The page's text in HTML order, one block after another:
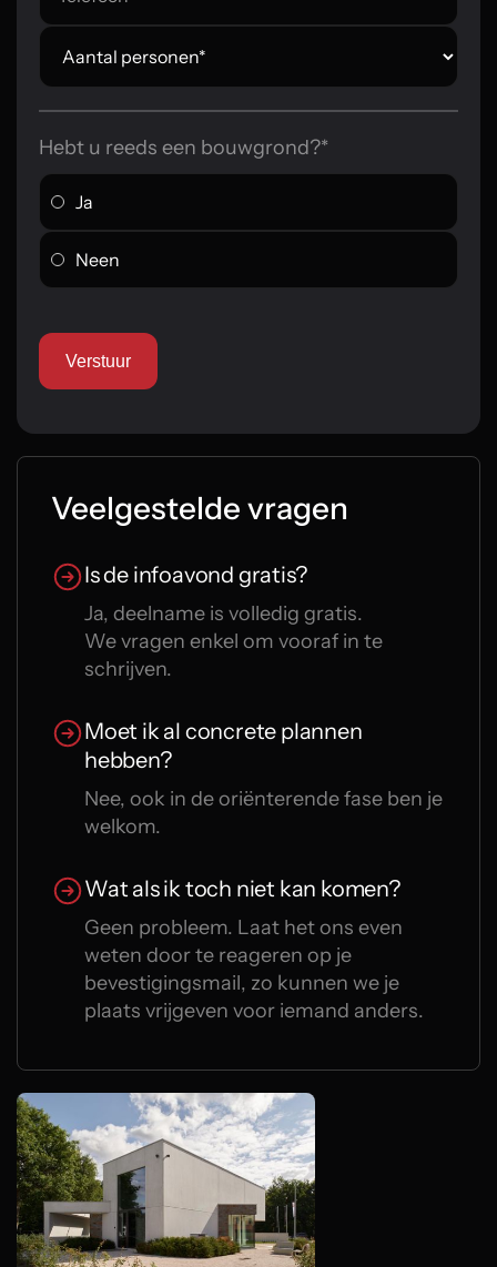
Hebt u reeds een bouwgrond?*
Ja
Neen
Veelgestelde vragen
Is de infoavond gratis?
Ja, deelname is volledig gratis.
We vragen enkel om vooraf in te
schrijven.
Moet ik al concrete plannen
hebben?
Nee, ook in de oriënterende fase ben je
welkom.
Wat als ik toch niet kan komen?
Geen probleem. Laat het ons even
weten door te reageren op je
bevestigingsmail, zo kunnen we je
plaats vrijgeven voor iemand anders.